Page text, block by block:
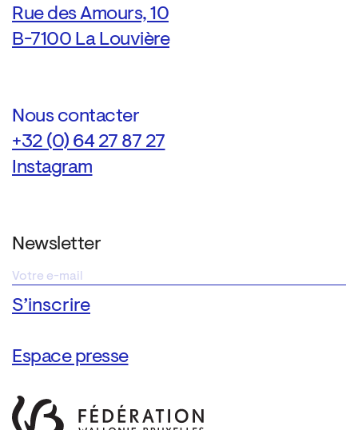
Rue des Amours, 10
B-7100 La Louvière
Nous contacter
+32 (0) 64 27 87 27
Instagram
Newsletter
Espace presse